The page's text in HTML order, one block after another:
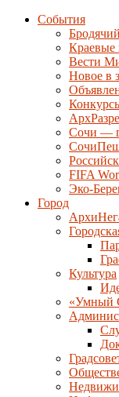
События
Краевые
Вести
Новое в
Сочи —
FIFA
Эко-
Город
Культура
«Умный